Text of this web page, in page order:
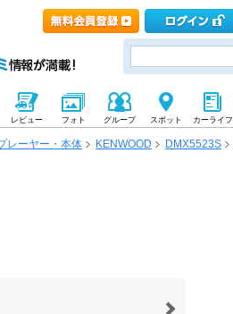
レビュー フォト グループ スポット カーライフ
レーヤー・本体 KENWOOD DMX5523S